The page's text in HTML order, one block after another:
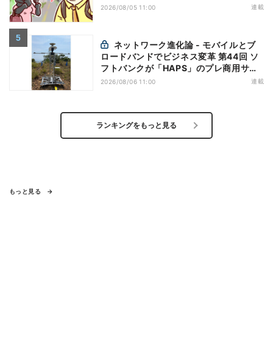
2026/08/05 11:00 連載
ロードバンドでビジネス変革 第44回 ソ
フトバンクが「HAPS」のプレ商用サー
ビス開始を表明、本格的な商用展開のめ
2026/08/06 11:00 連載
ランキングをもっと見る
もっと見る